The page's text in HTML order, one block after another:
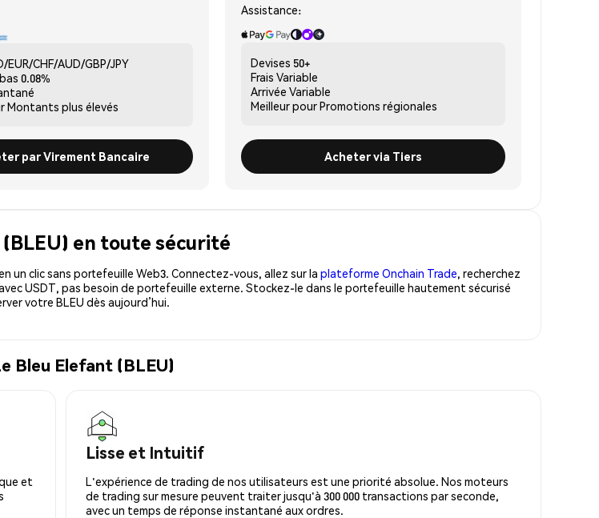
EUR/CHF/AUD/GBP/JPY
0.08%
Montants plus élevés
par Virement Bancaire
Assistance:
Devises 50+
Frais Variable
Arrivée Variable
Meilleur pourPromotions régionales
Acheter via Tiers
en toute sécurité
un clic sans portefeuille Web3. Connectez-vous, allez sur la plateforme Onchain Trade, recherchez
USDT, pas besoin de portefeuille externe. Stockez-le dans le portefeuille hautement sécurisé
votre BLEU dès aujourd’hui.
Bleu Elefant (BLEU)
et
Lisse et Intuitif
L'expérience de trading de nos utilisateurs est une priorité absolue. Nos moteurs
de trading sur mesure peuvent traiter jusqu'à 300 000 transactions par seconde,
avec un temps de réponse instantané aux ordres.